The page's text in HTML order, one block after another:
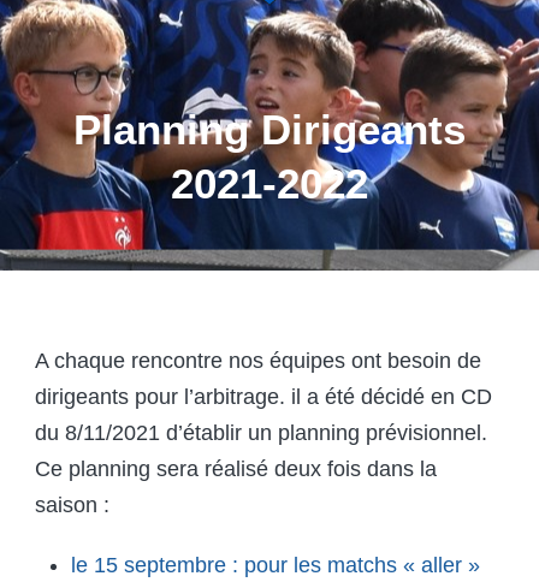
Planning Dirigeants
2021-2022
A chaque rencontre nos équipes ont besoin de
dirigeants pour l’arbitrage. il a été décidé en CD
du 8/11/2021 d’établir un planning prévisionnel.
Ce planning sera réalisé deux fois dans la
saison :
le 15 septembre : pour les matchs « aller »